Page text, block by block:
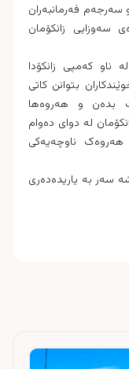
سەرجەم فەرمانبەران
سەوزایی زانکۆمان
ناو کەمپی زانکۆدا
بتوانن کاتی
بدەن و هەروەها
لە دوای دەوام
ناوچەیەکی
سەر بە یاریدەدەری